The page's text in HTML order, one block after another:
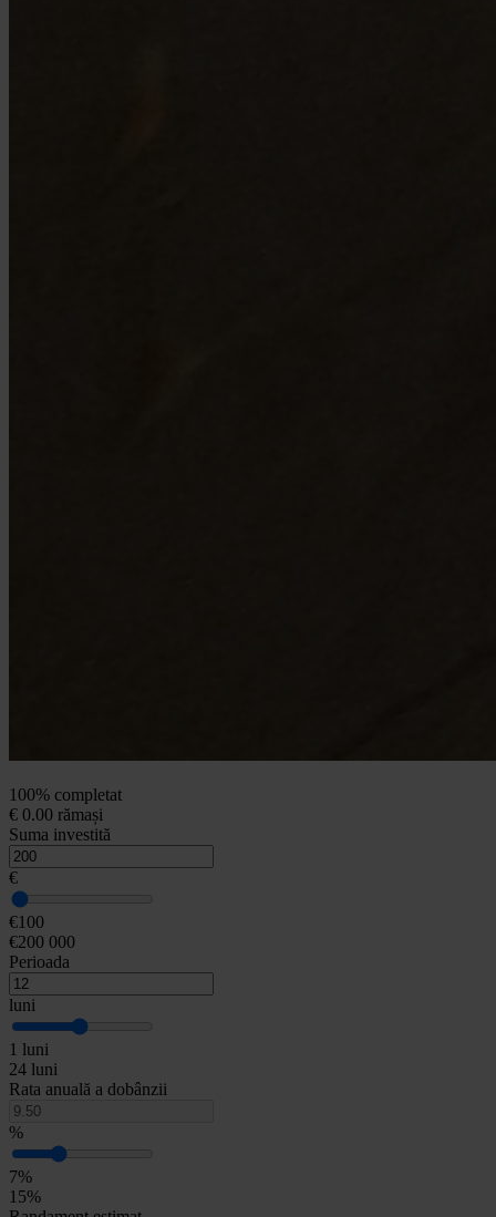
100% completat
€ 0.00 rămași
Suma investită
€
€100
€200 000
Perioada
luni
1 luni
24 luni
Rata anuală a dobânzii
%
7%
15%